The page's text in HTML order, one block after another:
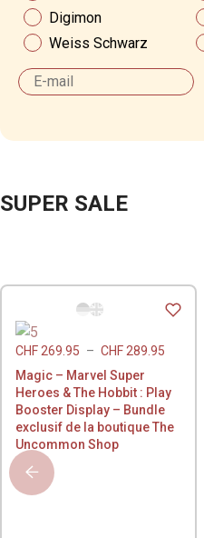
Digimon
Weiss Schwarz
Email
SUPER SALE
CHF 269.95 – CHF 289.95
Magic – Marvel Super
Heroes & The Hobbit : Play
Booster Display – Bundle
exclusif de la boutique The
Uncommon Shop